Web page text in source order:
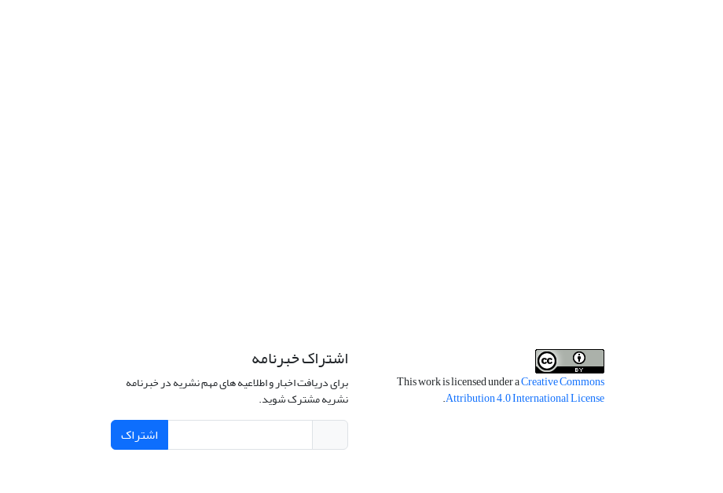
This work is licensed under aCreative Commons
Attribution 4.0 International License
.
اشتراک خبرنامه
برای دریافت اخبار و اطلاعیه های مهم نشریه در خبرنامه
نشریه مشترک شوید.
اشتراک